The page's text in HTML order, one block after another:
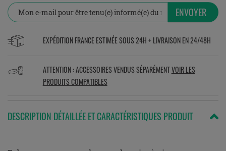
ENVOYER
EXPÉDITION FRANCE ESTIMÉE SOUS 24H + LIVRAISON EN 24/48H
ATTENTION : ACCESSOIRES VENDUS SÉPARÉMENTVOIR LES
PRODUITS COMPATIBLES
DESCRIPTION DÉTAILLÉE ET CARACTÉRISTIQUES PRODUIT